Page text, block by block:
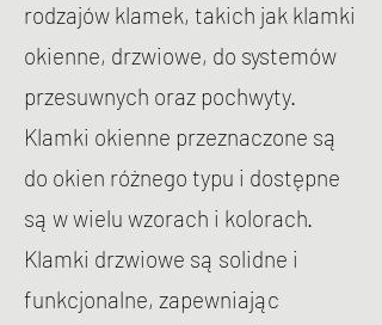
rodzajów klamek, takich jak klamki
okienne, drzwiowe, do systemów
przesuwnych oraz pochwyty.
Klamki okienne przeznaczone są
do okien różnego typu i dostępne
są w wielu wzorach i kolorach.
Klamki drzwiowe są solidne i
funkcjonalne, zapewniając